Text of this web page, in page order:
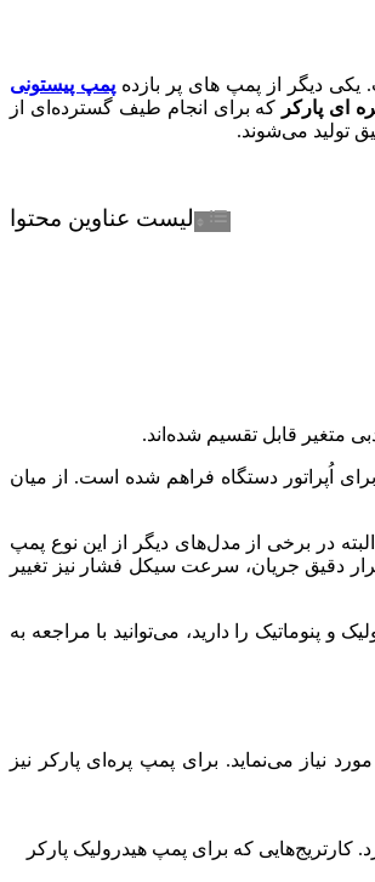
دیگر از پمپ های پر بازده پمپ پیستونی
ای پارکر که برای انجام طیف گسترده‌ای از
تولید می‌شوند.
لیست عناوین محتوا
متغیر قابل تقسیم شده‌اند.
اُپراتور دستگاه فراهم شده است. از میان
در برخی از مدل‌های دیگر از این نوع پمپ
دقیق جریان، سرعت سیکل فشار نیز تغییر
و پنوماتیک را دارید، می‌توانید با مراجعه به
نیاز می‌نماید. برای پمپ پره‌ای پارکر نیز
که برای پمپ هیدرولیک پارکر